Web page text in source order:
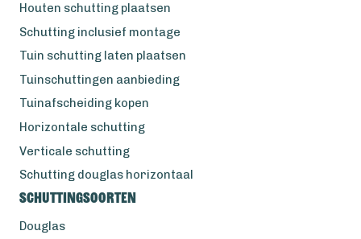
Houten schutting plaatsen
Schutting inclusief montage
Tuin schutting laten plaatsen
Tuinschuttingen aanbieding
Tuinafscheiding kopen
Horizontale schutting
Verticale schutting
Schutting douglas horizontaal
Schuttingsoorten
Douglas